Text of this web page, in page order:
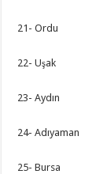
21- Ordu
22- Uşak
23- Aydın
24- Adıyaman
25- Bursa